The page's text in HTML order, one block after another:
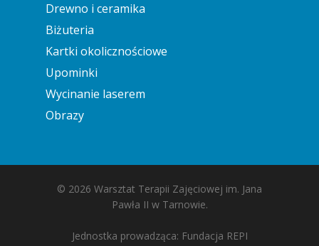
Drewno i ceramika
Biżuteria
Kartki okolicznościowe
Upominki
Wycinanie laserem
Obrazy
© 2026 Warsztat Terapii Zajęciowej im. Jana
Pawła II w Tarnowie.
Jednostka prowadząca: Fundacja REPI